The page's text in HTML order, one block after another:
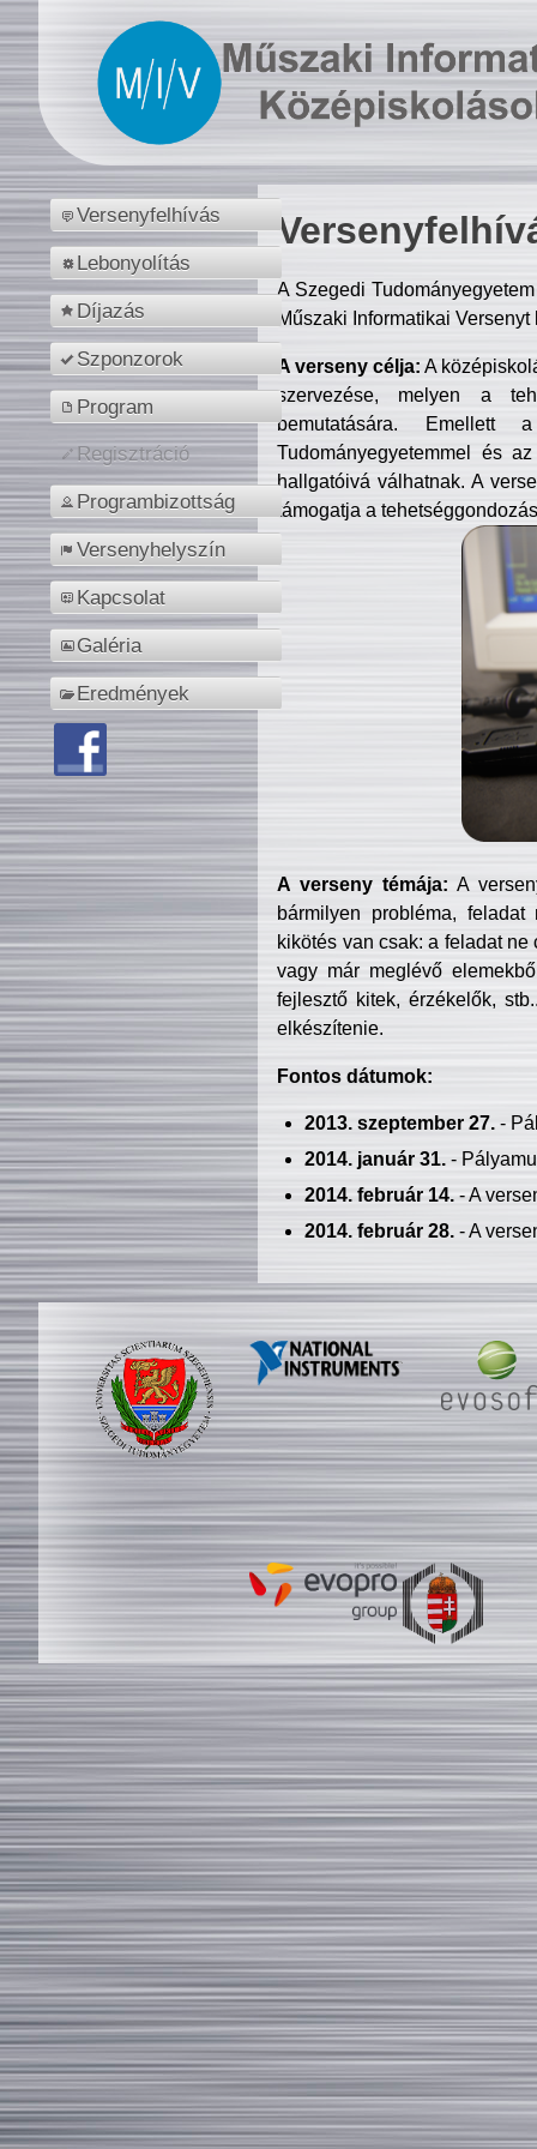
Versenyfelhívás
Lebonyolítás
Díjazás
Szponzorok
Program
Regisztráció
Programbizottság
Versenyhelyszín
Kapcsolat
Galéria
Eredmények
A Szegedi
Műszaki Informatikai
A verseny célja: A
szervezése, melyen a
bemutatására. Emellett
Tudományegyetemmel és
hallgatóivá válhatnak. A
támogatja a
A verseny témája: A
bármilyen probléma, feladat
kikötés van csak: a feladat
vagy már meglévő
fejlesztő kitek, érzékelők,
elkészítenie.
Fontos dátumok:
2013. szeptember 27.-
2014. január 31.-
2014. február 14.- A
2014. február 28.- A